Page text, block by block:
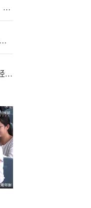
解码“国产!GPU第一股”资本图谱：超80家机构一路陪伴收获颇丰
小!摩：一举升九龙仓置业评级至“增持” 上调领展房产基金(00823)目标价至49港元
A{U}S< >GLOBAL:北海能源重塑经济未来